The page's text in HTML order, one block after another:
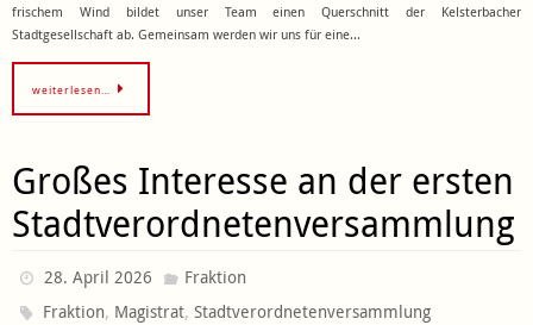
frischem Wind bildet unser Team einen Querschnitt der Kelsterbacher
Stadtgesellschaft ab. Gemeinsam werden wir uns für eine…
weiterlesen…
Großes Interesse an der ersten
Stadtverordnetenversammlung
28. April 2026
Fraktion
Fraktion, Magistrat,Stadtverordnetenversammlung